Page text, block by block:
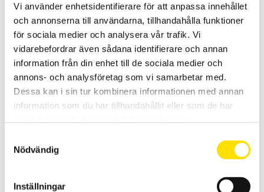
Vi använder enhetsidentifierare för att anpassa innehållet
och annonserna till användarna, tillhandahålla funktioner
för sociala medier och analysera vår trafik. Vi
vidarebefordrar även sådana identifierare och annan
information från din enhet till de sociala medier och
annons- och analysföretag som vi samarbetar med.
Dessa kan i sin tur kombinera informationen med annan
information som du har tillhandahållit eller som de har
Nödvändig
Inställningar
Mecmesin Cable Cam Grip
Mecmesin Cable Cam grip är en enkel fixtur för dragtest upp till 5 kN
av bland annat kablar, kabelskor mm